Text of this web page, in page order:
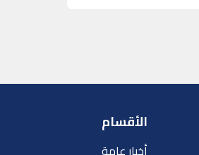
الأقسام
أخبار عامة